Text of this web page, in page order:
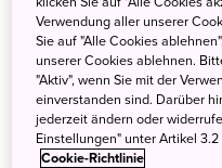
japanischen
nur noch rund 100 in
japanische Kranich
weltweit geworden.
Verwendung aller unserer
Sie auf "Alle Cookies
unserer Cookies ablehnen.
"Aktiv", wenn Sie mit der
einverstanden sind. Darüber
jederzeit ändern oder
Einstellungen" unter Artikel
Cookie-Richtlinie